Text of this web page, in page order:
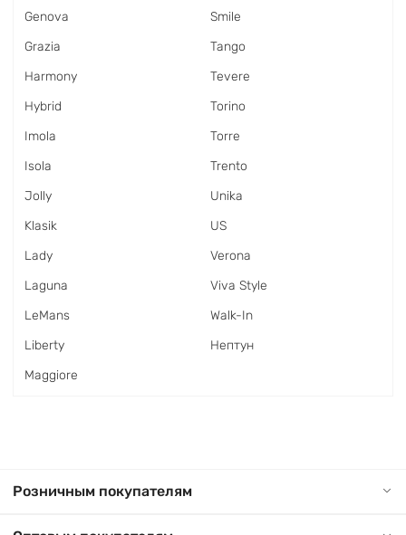
Genova
Grazia
Harmony
Hybrid
Imola
Isola
Jolly
Klasik
Lady
Laguna
LeMans
Liberty
Maggiore
Smile
Tango
Tevere
Torino
Torre
Trento
Unika
US
Verona
Viva Style
Walk-In
Нептун
Розничным покупателям